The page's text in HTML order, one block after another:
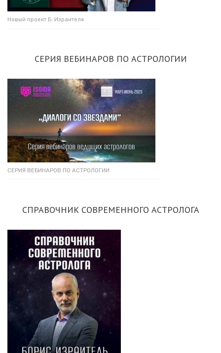
Новый проект Б. Израителя
СЕРИЯ ВЕБИНАРОВ ПО АСТРОЛОГИИ
СЕРИЯ ВЕБИНАРОВ ПО АСТРОЛОГИИ
СПРАВОЧНИК СОВРЕМЕННОГО АСТРОЛОГА